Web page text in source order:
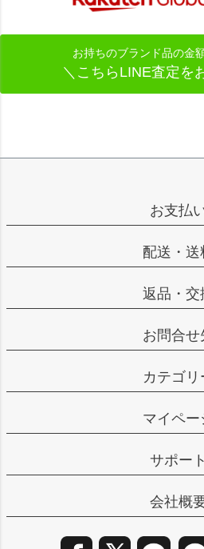
お持ちのブランド品の金
＼こちらLINE査定を
お支払
配送・送
返品・交
お問合せ
カテゴリ
マイペー
サポート
会社概